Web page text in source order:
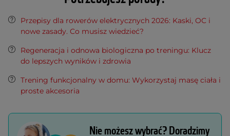
Przepisy dla rowerów elektrycznych 2026: Kaski, OC i
nowe zasady. Co musisz wiedzieć?
Regeneracja i odnowa biologiczna po treningu: Klucz
do lepszych wyników i zdrowia
Trening funkcjonalny w domu: Wykorzystaj masę ciała i
proste akcesoria
Nie możesz wybrać? Doradzimy